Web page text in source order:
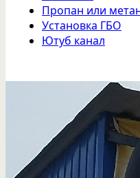
Пропан или
Установка ГБО
Ютуб канал